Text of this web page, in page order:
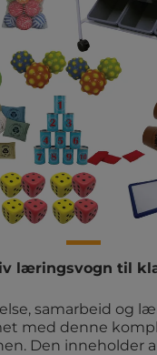
læringsvogn til
samarbeid og
med denne
Den inneholder